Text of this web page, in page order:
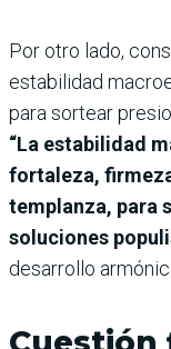
Por otro lado,
estabilidad
para sortear
“La estabilidad
fortaleza,
templanza, para
soluciones
desarrollo